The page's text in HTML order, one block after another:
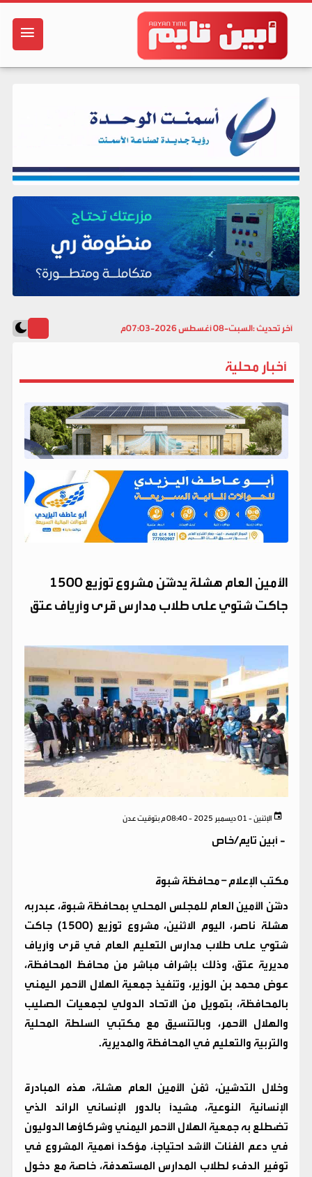
آخر تحديث :السبت-08 أغسطس 2026-07:03م
أخبار محلية
الأمين العام هشلة يدشّن مشروع توزيع 1500
جاكت شتوي على طلاب مدارس قرى وأرياف عتق
الإثنين - 01 ديسمبر 2025 - 08:40 م بتوقيت عدن
- أبين تايم/خاص
مكتب الإعلام – محافظة شبوة
دشّن الأمين العام للمجلس المحلي بمحافظة شبوة، عبدربه
هشلة ناصر، اليوم الاثنين، مشروع توزيع (1500) جاكت
شتوي على طلاب مدارس التعليم العام في قرى وأرياف
مديرية عتق، وذلك بإشراف مباشر من محافظ المحافظة،
عوض محمد بن الوزير، وتنفيذ جمعية الهلال الأحمر اليمني
بالمحافظة، بتمويل من الاتحاد الدولي لجمعيات الصليب
والهلال الأحمر، وبالتنسيق مع مكتبي السلطة المحلية
والتربية والتعليم في المحافظة والمديرية.
وخلال التدشين، ثمّن الأمين العام هشلة، هذه المبادرة
الإنسانية النوعية، مشيدًا بالدور الإنساني الرائد الذي
تضطلع به جمعية الهلال الأحمر اليمني وشركاؤها الدوليون
في دعم الفئات الأشد احتياجًا، مؤكدًا أهمية المشروع في
توفير الدفء لطلاب المدارس المستهدفة، خاصة مع دخول